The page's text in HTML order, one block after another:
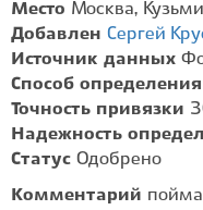
Место Москва,
Добавлен Сергей
Источник данных
Способ определения
Точность привязки
Надежность
Статус Одобрено
Комментарий